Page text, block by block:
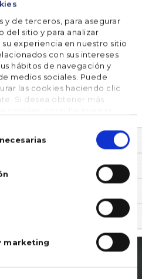
y de terceros, para asegurar
sitio y para analizar
experiencia en nuestro sitio
con sus intereses
hábitos de navegación y
medios sociales. Puede
las cookies haciendo clic
Si desea obtener más
marketing